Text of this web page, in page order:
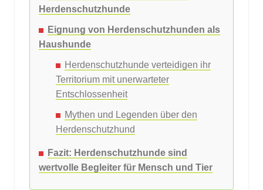
Herdenschutzhunde
Eignung von Herdenschutzhunden als
Haushunde
Herdenschutzhunde verteidigen ihr
Territorium mit unerwarteter
Entschlossenheit
Mythen und Legenden über den
Herdenschutzhund
Fazit: Herdenschutzhunde sind
wertvolle Begleiter für Mensch und Tier